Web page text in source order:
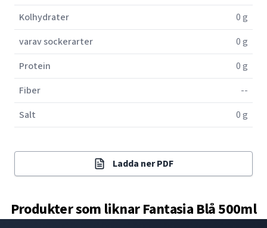
Kolhydrater
0 g
varav sockerarter
0 g
Protein
0 g
Fiber
--
Salt
0 g
Ladda ner PDF
Produkter som liknarFantasia Blå 500ml